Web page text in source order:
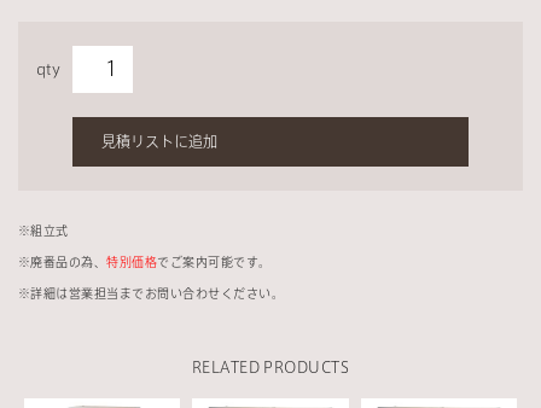
qty
見積リストに追加
※組立式
※廃番品の為、特別価格でご案内可能です。
※詳細は営業担当までお問い合わせください。
RELATED PRODUCTS